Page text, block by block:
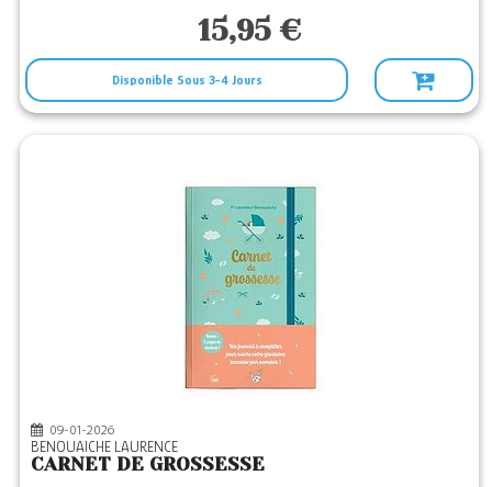
15,95 €
Disponible Sous 3-4 Jours
09-01-2026
BENOUAICHE LAURENCE
CARNET DE GROSSESSE